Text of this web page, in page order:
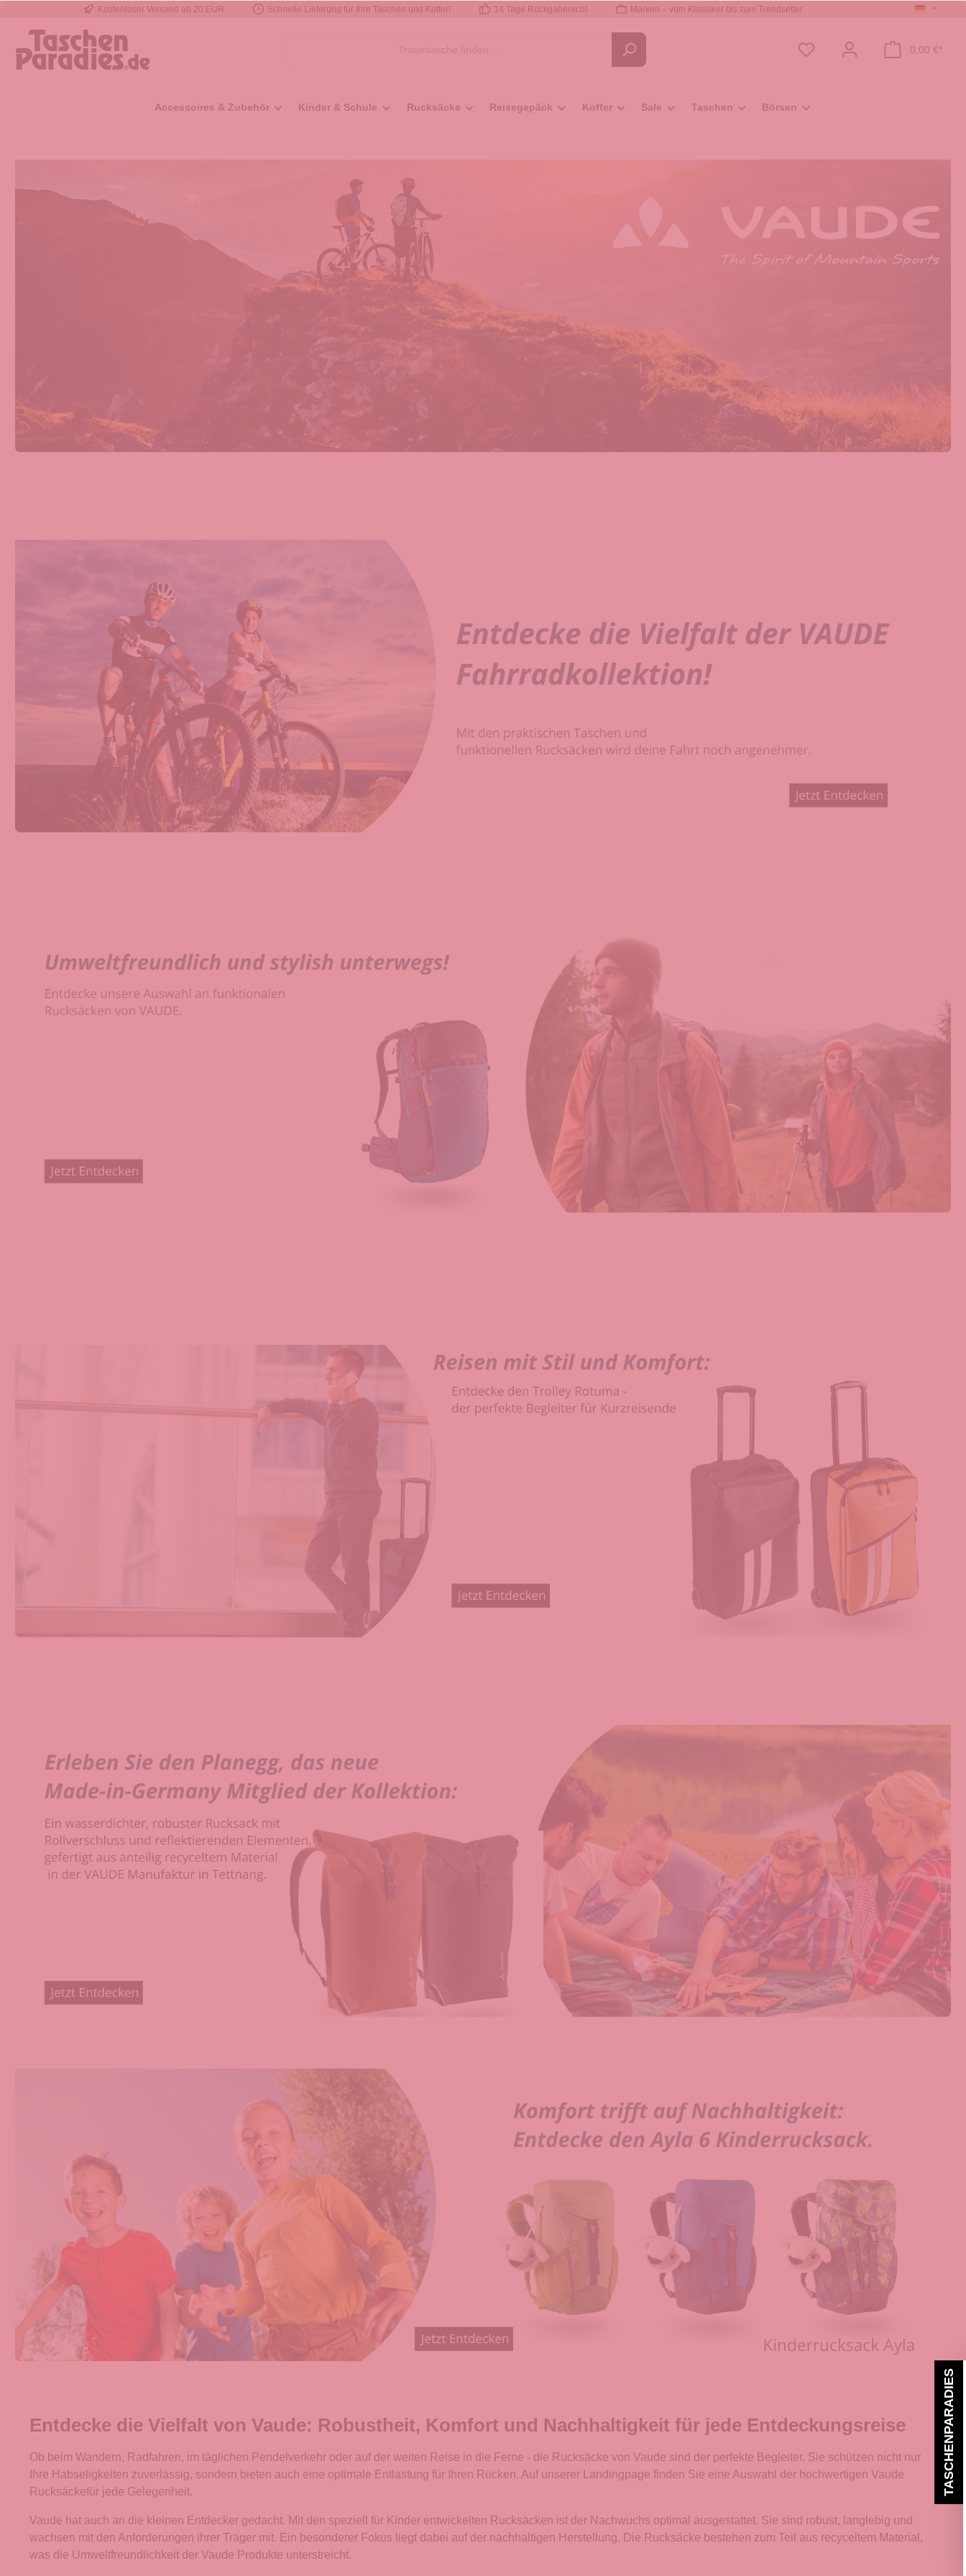
Zur Hauptnavigation springen
Kostenloser Versand ab 20 EUR Schnelle Lieferung für Ihre Taschen und Koffer! 14 Tage Rückgaberecht Marken – vom Klassiker bis zum Trendsetter
0,00 €*
Accessoires & Zubehör Kinder & Schule Rucksäcke Reisegepäck Koffer Sale Taschen Börsen
Entdecke die Vielfalt von Vaude: Robustheit, Komfort und Nachhaltigkeit für jede Entdeckungsreise
Ob beim Wandern, Radfahren, im täglichen Pendelverkehr oder auf der weiten Reise in die Ferne - die Rucksäcke von Vaude sind der perfekte Begleiter. Sie schützen nicht nur
Ihre Habseligkeiten zuverlässig, sondern bieten auch eine optimale Entlastung für Ihren Rücken. Auf unserer Landingpage finden Sie eine Auswahl der hochwertigen Vaude
Rucksäckefür jede Gelegenheit.
Vaude hat auch an die kleinen Entdecker gedacht. Mit den speziell für Kinder entwickelten Rucksäcken ist der Nachwuchs optimal ausgestattet. Sie sind robust, langlebig und
wachsen mit den Anforderungen ihrer Träger mit. Ein besonderer Fokus liegt dabei auf der nachhaltigen Herstellung. Die Rucksäcke bestehen zum Teil aus recyceltem Material,
was die Umweltfreundlichkeit der Vaude Produkte unterstreicht.
TASCHENPARADIES